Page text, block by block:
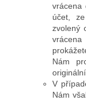
vrácena
účet,
zvolený
Nám
V
Nám